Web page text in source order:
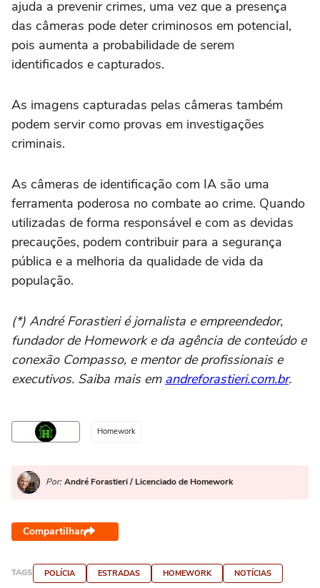
ajuda a prevenir crimes, uma vez que a presença
das câmeras pode deter criminosos em potencial,
pois aumenta a probabilidade de serem
identificados e capturados.
As imagens capturadas pelas câmeras também
podem servir como provas em investigações
criminais.
As câmeras de identificação com IA são uma
ferramenta poderosa no combate ao crime. Quando
utilizadas de forma responsável e com as devidas
precauções, podem contribuir para a segurança
pública e a melhoria da qualidade de vida da
população.
(*) André Forastieri é jornalista e empreendedor,
fundador de Homework e da agência de conteúdo e
conexão Compasso, e mentor de profissionais e
executivos. Saiba mais em andreforastieri.com.br.
Homework
Por: André Forastieri / Licenciado de Homework
Compartilhar
TAGS POLÍCIA ESTRADAS HOMEWORK NOTÍCIAS